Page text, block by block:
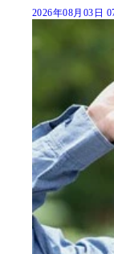
2026年08月03日